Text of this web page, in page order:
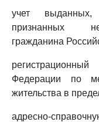
учет
признанных
гражданина
Федерации по
жительства в
адресно-